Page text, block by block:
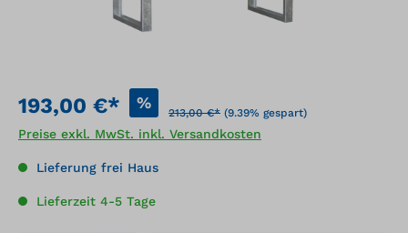
193,00 €* %
213,00 €* (9.39% gespart)
Preise exkl. MwSt. inkl. Versandkosten
Lieferung frei Haus
Lieferzeit 4-5 Tage